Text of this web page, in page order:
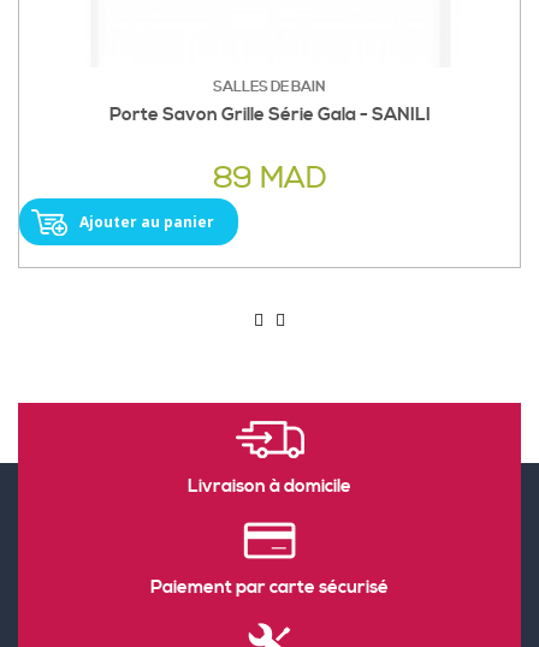
SALLES DE BAIN
Porte Savon Grille Série Gala - SANILI
89 MAD
Ajouter au panier
Livraison à domicile
Paiement par carte sécurisé